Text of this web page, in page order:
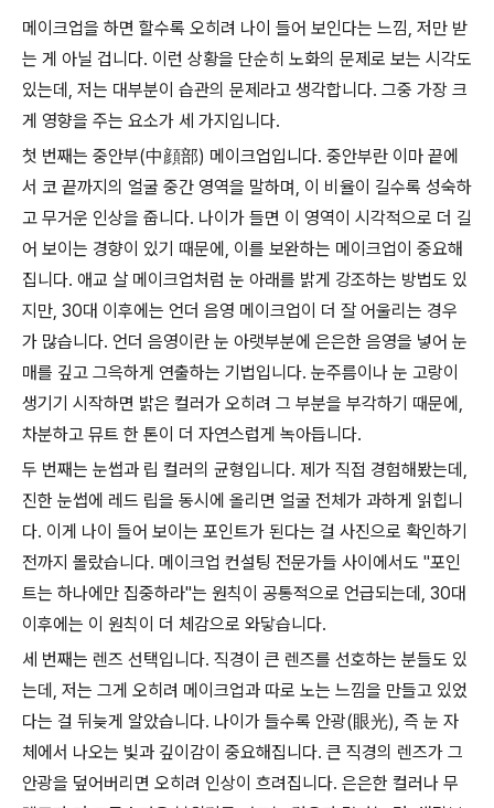
메이크업을 하면 할수록 오히려 나이 들어 보인다는 느낌, 저만 받
는 게 아닐 겁니다. 이런 상황을 단순히 노화의 문제로 보는 시각도
있는데, 저는 대부분이 습관의 문제라고 생각합니다. 그중 가장 크
게 영향을 주는 요소가 세 가지입니다.
첫 번째는 중안부(中顔部) 메이크업입니다. 중안부란 이마 끝에
서 코 끝까지의 얼굴 중간 영역을 말하며, 이 비율이 길수록 성숙하
고 무거운 인상을 줍니다. 나이가 들면 이 영역이 시각적으로 더 길
어 보이는 경향이 있기 때문에, 이를 보완하는 메이크업이 중요해
집니다. 애교 살 메이크업처럼 눈 아래를 밝게 강조하는 방법도 있
지만, 30대 이후에는 언더 음영 메이크업이 더 잘 어울리는 경우
가 많습니다. 언더 음영이란 눈 아랫부분에 은은한 음영을 넣어 눈
매를 깊고 그윽하게 연출하는 기법입니다. 눈주름이나 눈 고랑이
생기기 시작하면 밝은 컬러가 오히려 그 부분을 부각하기 때문에,
차분하고 뮤트 한 톤이 더 자연스럽게 녹아듭니다.
두 번째는 눈썹과 립 컬러의 균형입니다. 제가 직접 경험해봤는데,
진한 눈썹에 레드 립을 동시에 올리면 얼굴 전체가 과하게 읽힙니
다. 이게 나이 들어 보이는 포인트가 된다는 걸 사진으로 확인하기
전까지 몰랐습니다. 메이크업 컨설팅 전문가들 사이에서도 "포인
트는 하나에만 집중하라"는 원칙이 공통적으로 언급되는데, 30대
이후에는 이 원칙이 더 체감으로 와닿습니다.
세 번째는 렌즈 선택입니다. 직경이 큰 렌즈를 선호하는 분들도 있
는데, 저는 그게 오히려 메이크업과 따로 노는 느낌을 만들고 있었
다는 걸 뒤늦게 알았습니다. 나이가 들수록 안광(眼光), 즉 눈 자
체에서 나오는 빛과 깊이감이 중요해집니다. 큰 직경의 렌즈가 그
안광을 덮어버리면 오히려 인상이 흐려집니다. 은은한 컬러나 무